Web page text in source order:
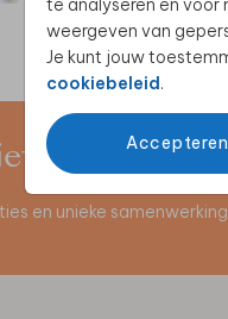
weergeven van
Je kunt jouw
cookiebeleid.
Accepteren
en unieke